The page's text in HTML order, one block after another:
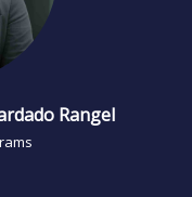
Rangel